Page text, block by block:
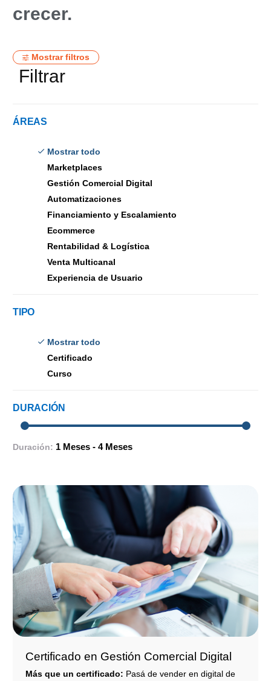
crecer.
Mostrar filtros
Filtrar
ÁREAS
Mostrar todo
Marketplaces
Gestión Comercial Digital
Automatizaciones
Financiamiento y Escalamiento
Ecommerce
Rentabilidad & Logística
Venta Multicanal
Experiencia de Usuario
TIPO
Mostrar todo
Certificado
Curso
DURACIÓN
Duración: 1 Meses - 4 Meses
Certificado en Gestión Comercial Digital
Más que un certificado: Pasá de vender en digital de